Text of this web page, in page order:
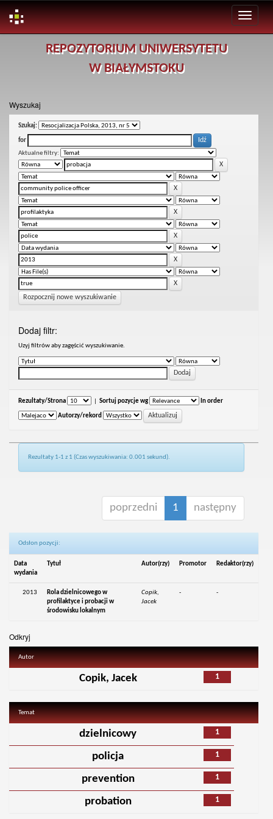
REPOZYTORIUM UNIWERSYTETU
W BIAŁYMSTOKU
Wyszukaj
Szukaj:
for
Aktualne filtry:
Rozpocznij nowe wyszukiwanie
Dodaj filtr:
Uzyj filtrów aby zagęścić wyszukiwanie.
Rezultaty/Strona Sortuj pozycje wg In order
Autorzy/rekord
Rezultaty 1-1 z 1 (Czas wyszukiwania: 0.001 sekund).
poprzedni 1 następny
Odsłon pozycji:
Data
wydania
Tytuł Autor(rzy) Promotor Redaktor(rzy)
2013
Rola dzielnicowego w
profilaktyce i probacji w
środowisku lokalnym
Copik,
Jacek
- -
Odkryj
Autor
1
Copik, Jacek
Temat
1
dzielnicowy
1
policja
1
prevention
1
probation